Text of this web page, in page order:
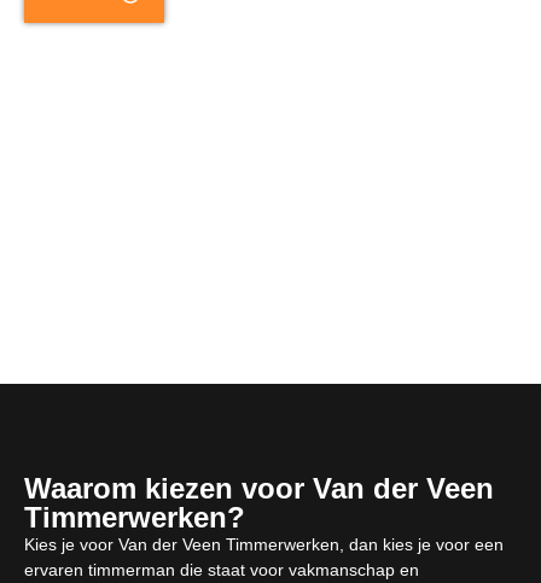
Waarom kiezen voor Van der Veen
Timmerwerken?
Kies je voor Van der Veen Timmerwerken, dan kies je voor een
ervaren timmerman die staat voor vakmanschap en